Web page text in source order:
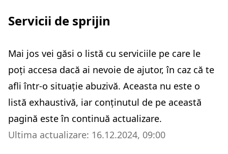
Servicii de sprijin
Mai jos vei găsi o listă cu serviciile pe care le
poți accesa dacă ai nevoie de ajutor, în caz că te
afli într-o situație abuzivă. Aceasta nu este o
listă exhaustivă, iar conținutul de pe această
pagină este în continuă actualizare.
Ultima actualizare: 16.12.2024, 09:00